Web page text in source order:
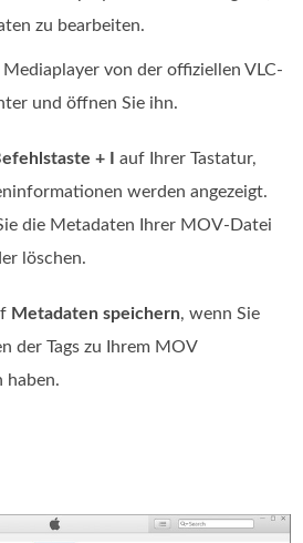
zu bearbeiten.
Mediaplayer von der offiziellen VLC-
und öffnen Sie ihn.
+ I
auf Ihrer Tastatur,
werden angezeigt.
die Metadaten Ihrer MOV-Datei
löschen.
Metadaten speichern, wenn Sie
der Tags zu Ihrem MOV
haben.